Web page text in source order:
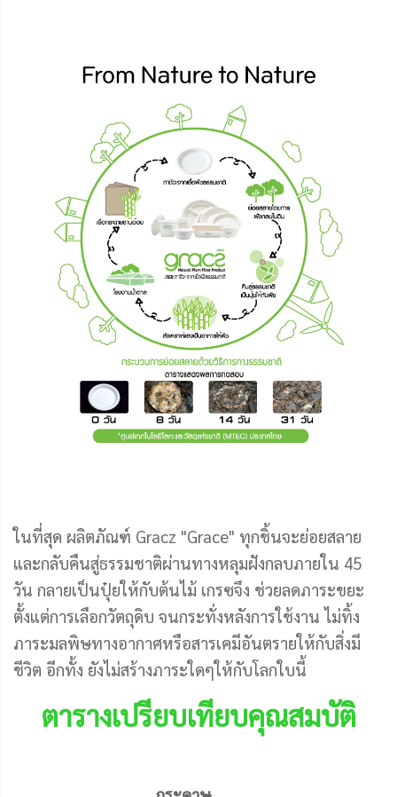
ในที่สุด ผลิตภัณฑ์ Gracz "Grace" ทุกชิ้นจะย่อยสลาย
และกลับคืนสู่ธรรมชาติผ่านทางหลุมฝังกลบภายใน 45
วัน กลายเป็นปุ๋ยให้กับต้นไม้ เกรซจึง ช่วยลดภาระขยะ
ตั้งแต่การเลือกวัตถุดิบ จนกระทั่งหลังการใช้งาน ไม่ทิ้ง
ภาระมลพิษทางอากาศหรือสารเคมีอันตรายให้กับสิ่งมี
ชีวิต อีกทั้ง ยังไม่สร้างภาระใดๆให้กับโลกใบนี้
ตารางเปรียบเทียบคุณสมบัติ